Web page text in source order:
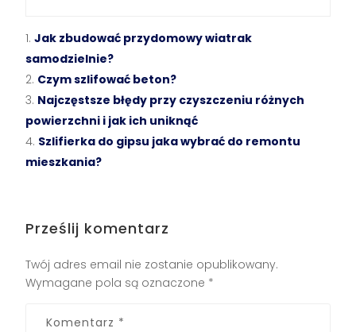
Jak zbudować przydomowy wiatrak
samodzielnie?
Czym szlifować beton?
Najczęstsze błędy przy czyszczeniu różnych
powierzchni i jak ich uniknąć
Szlifierka do gipsu jaka wybrać do remontu
mieszkania?
Prześlij komentarz
Twój adres email nie zostanie opublikowany.
Wymagane pola są oznaczone *